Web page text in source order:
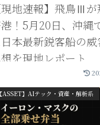
現地速報】飛鳥Ⅲ
！5月20日、沖縄
本最新鋭客船の威
を現地レポート
【ASSET】AIテック・資産・解析系